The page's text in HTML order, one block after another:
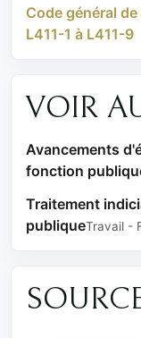
Code général
L411-1 à L411-9
VOIR
Avancements
fonction
Traitement
publiqueTravail -